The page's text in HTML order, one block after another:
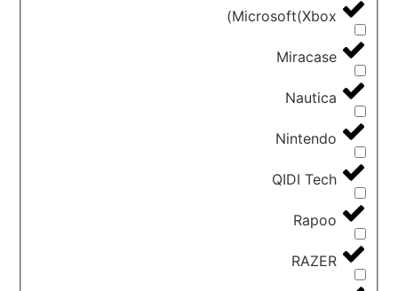
Microsoft(Xbox)
Miracase
Nautica
Nintendo
QIDI Tech
Rapoo
RAZER